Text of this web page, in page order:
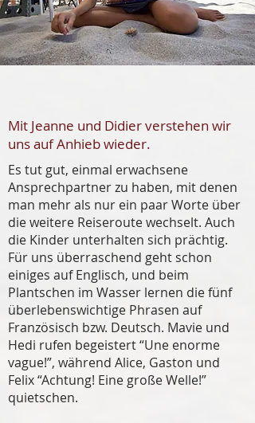
Mit Jeanne und Didier verstehen wir
uns auf Anhieb wieder.
Es tut gut, einmal erwachsene
Ansprechpartner zu haben, mit denen
man mehr als nur ein paar Worte über
die weitere Reiseroute wechselt. Auch
die Kinder unterhalten sich prächtig.
Für uns überraschend geht schon
einiges auf Englisch, und beim
Plantschen im Wasser lernen die fünf
überlebenswichtige Phrasen auf
Französisch bzw. Deutsch. Mavie und
Hedi rufen begeistert “Une enorme
vague!”, während Alice, Gaston und
Felix “Achtung! Eine große Welle!”
quietschen.